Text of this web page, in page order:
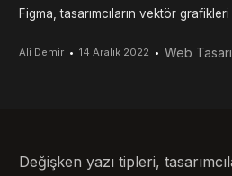
Figma, tasarımcıların vektör
Ali Demir 14 Aralık 2022 Web
Değişken yazı tipleri,